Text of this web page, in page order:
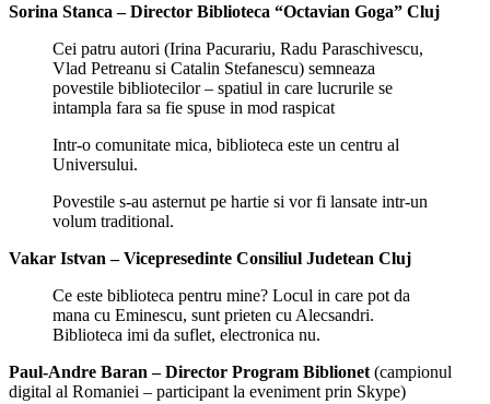
Sorina Stanca – Director Biblioteca “Octavian Goga” Cluj
Cei patru autori (Irina Pacurariu, Radu Paraschivescu,
Vlad Petreanu si Catalin Stefanescu) semneaza
povestile bibliotecilor – spatiul in care lucrurile se
intampla fara sa fie spuse in mod raspicat
Intr-o comunitate mica, biblioteca este un centru al
Universului.
Povestile s-au asternut pe hartie si vor fi lansate intr-un
volum traditional.
Vakar Istvan – Vicepresedinte Consiliul Judetean Cluj
Ce este biblioteca pentru mine? Locul in care pot da
mana cu Eminescu, sunt prieten cu Alecsandri.
Biblioteca imi da suflet, electronica nu.
Paul-Andre Baran – Director Program Biblionet (campionul
digital al Romaniei – participant la eveniment prin Skype)